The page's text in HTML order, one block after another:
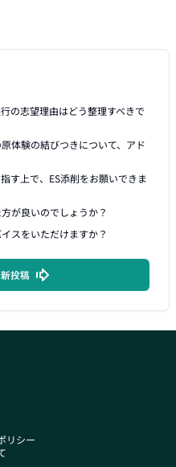
の志望理由はどう整理すべきで
体験の結びつきについて、アド
す上で、ES添削をお願いできま
が良いのでしょうか？
スをいただけますか？
投稿
リシー